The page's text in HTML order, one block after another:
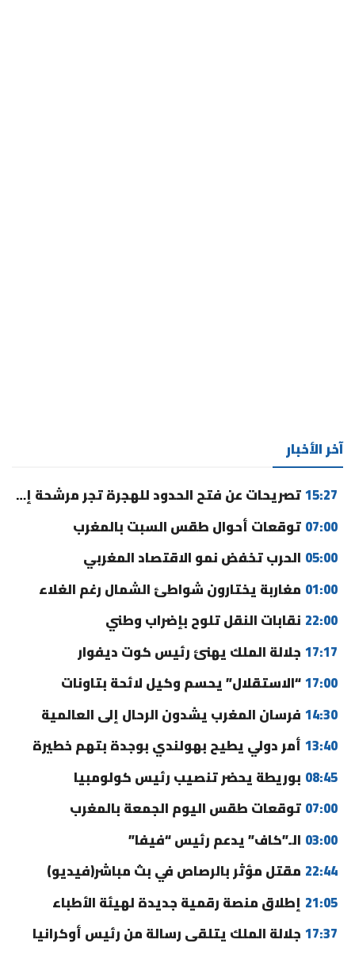
آخر الأخبار
15:27تصريحات عن فتح الحدود للهجرة تجر مرشحة إلى القضاء
07:00 توقعات أحوال طقس السبت بالمغرب
05:00 الحرب تخفض نمو الاقتصاد المغربي
01:00 مغاربة يختارون شواطئ الشمال رغم الغلاء
22:00 نقابات النقل تلوح بإضراب وطني
17:17 جلالة الملك يهنئ رئيس كوت ديفوار
17:00“الاستقلال” يحسم وكيل لائحة بتاونات
14:30 فرسان المغرب يشدون الرحال إلى العالمية
13:40 أمر دولي يطيح بهولندي بوجدة بتهم خطيرة
08:45 بوريطة يحضر تنصيب رئيس كولومبيا
07:00 توقعات طقس اليوم الجمعة بالمغرب
03:00 الـ”كاف” يدعم رئيس “فيفا”
22:44 مقتل مؤثر بالرصاص في بث مباشر(فيديو)
21:05 إطلاق منصة رقمية جديدة لهيئة الأطباء
17:37 جلالة الملك يتلقى رسالة من رئيس أوكرانيا